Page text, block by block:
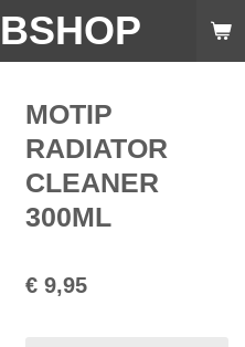
BSHOP
MOTIP
RADIATOR
CLEANER
300ML
€ 9,95